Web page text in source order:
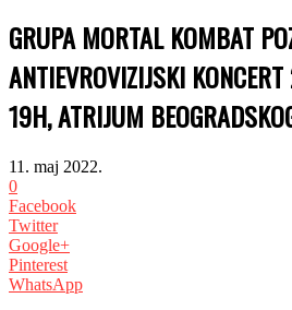
GRUPA MORTAL KOMBAT
ANTIEVROVIZIJSKI
19H, ATRIJUM
11. maj 2022.
0
Facebook
Twitter
Google+
Pinterest
WhatsApp